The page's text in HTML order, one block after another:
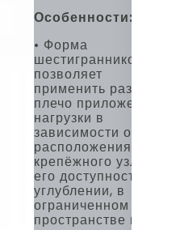
Особенности:
• Форма
шестигранников
позволяет
применить разное
плечо приложения
нагрузки в
зависимости от
расположения
крепёжного узла и
его доступности: в
углублении, в
ограниченном
пространстве и пр.